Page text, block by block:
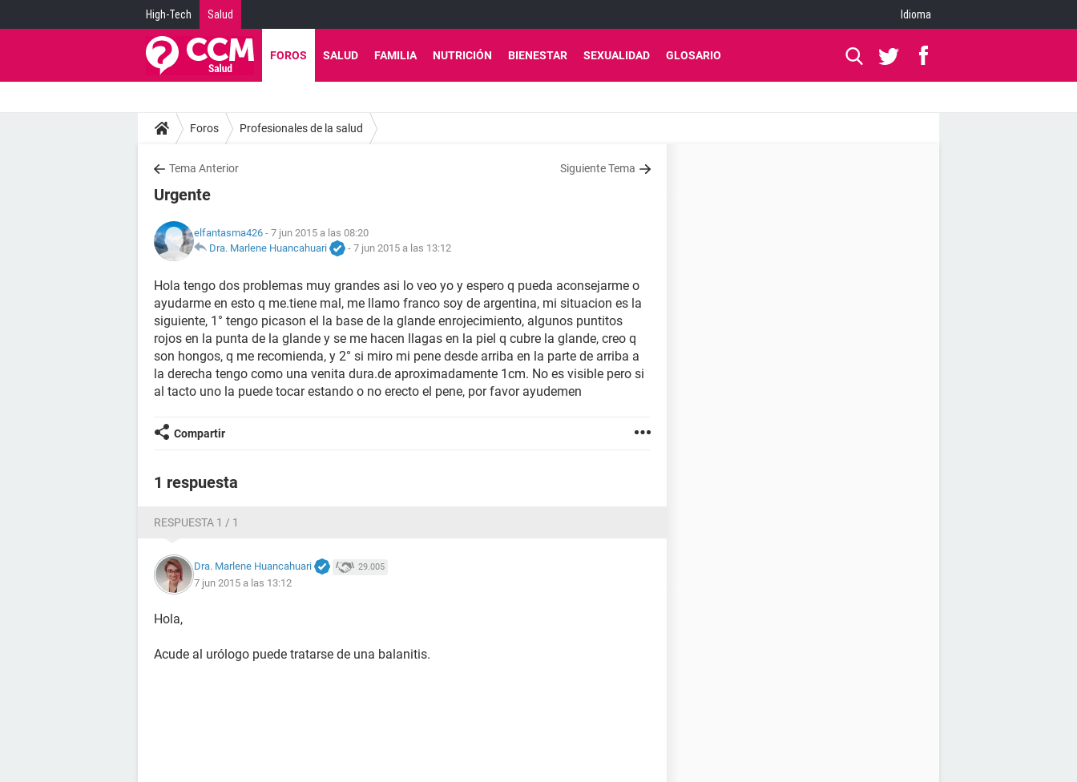
High-Tech Salud Idioma
FOROS SALUD FAMILIA NUTRICIÓN BIENESTAR SEXUALIDAD GLOSARIO
Foros Profesionales de la salud
Tema Anterior Siguiente Tema
Urgente
elfantasma426 - 7 jun 2015 a las 08:20
Dra. Marlene Huancahuari
- 7 jun 2015 a las 13:12
Hola tengo dos problemas muy grandes asi lo veo yo y espero q pueda aconsejarme o
ayudarme en esto q me.tiene mal, me llamo franco soy de argentina, mi situacion es la
siguiente, 1° tengo picason el la base de la glande enrojecimiento, algunos puntitos
rojos en la punta de la glande y se me hacen llagas en la piel q cubre la glande, creo q
son hongos, q me recomienda, y 2° si miro mi pene desde arriba en la parte de arriba a
la derecha tengo como una venita dura.de aproximadamente 1cm. No es visible pero si
al tacto uno la puede tocar estando o no erecto el pene, por favor ayudemen
Compartir
1 respuesta
RESPUESTA 1 / 1
Dra. Marlene Huancahuari 29.005
7 jun 2015 a las 13:12
Hola,
Acude al urólogo puede tratarse de una balanitis.